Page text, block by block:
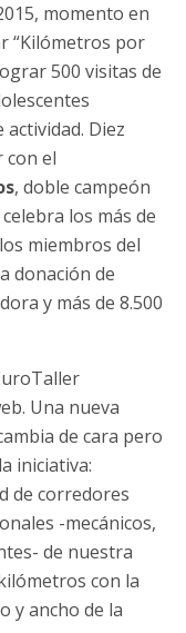
momento en
“Kilómetros por
500 visitas de
Diez
con el
, doble campeón
los más de
miembros del
donación de
y más de 8.500
Una nueva
de cara pero
iniciativa:
de corredores
-mecánicos,
de nuestra
con la
y ancho de la